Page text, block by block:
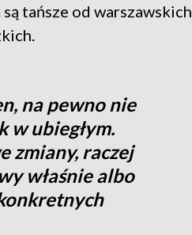
tańsze od warszawskich
na pewno nie
w ubiegłym.
zmiany, raczej
właśnie albo